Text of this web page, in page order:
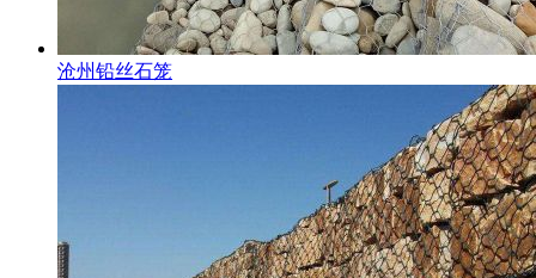
沧州铅丝石笼